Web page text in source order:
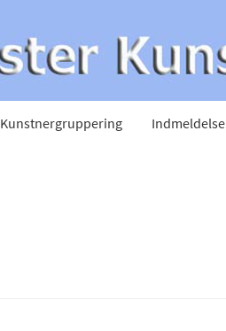
Kunstnergruppering Indmeldelse